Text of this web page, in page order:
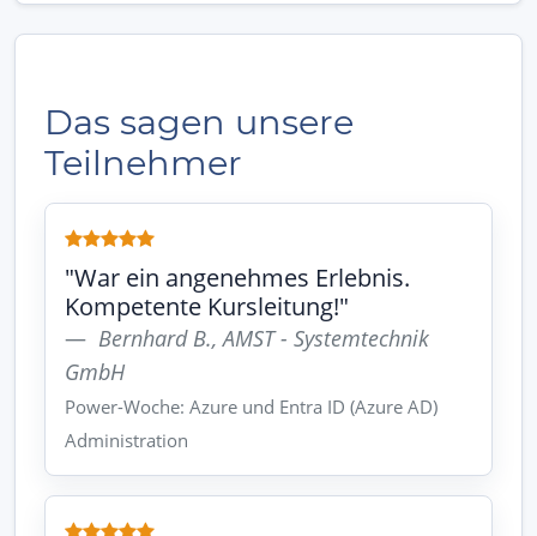
Das sagen unsere
Teilnehmer
"War ein angenehmes Erlebnis.
Kompetente Kursleitung!"
Bernhard B., AMST - Systemtechnik
GmbH
Power-Woche: Azure und Entra ID (Azure AD)
Administration